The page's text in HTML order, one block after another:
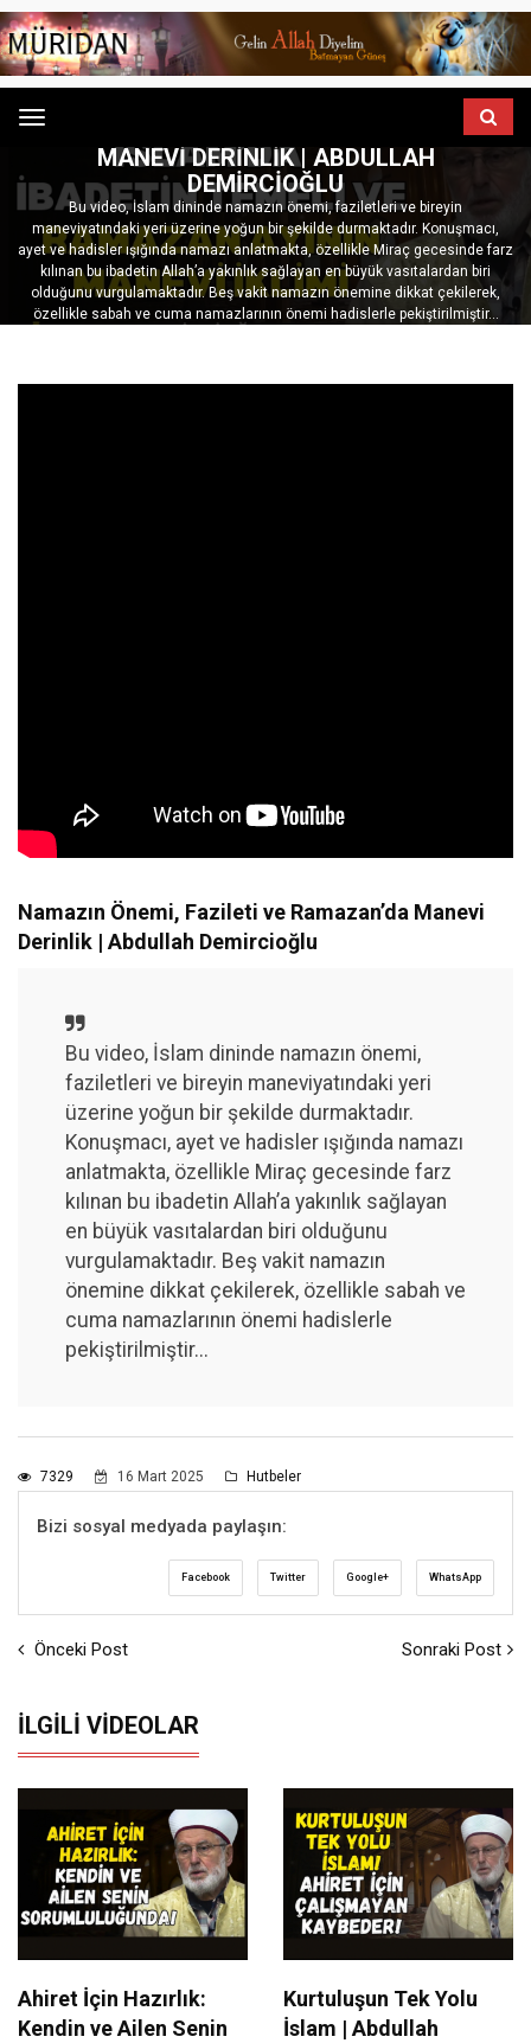
Menu
NAMAZIN ÖNEMI, FAZILETI VE RAMAZAN’DA
MANEVI DERINLIK | ABDULLAH
DEMIRCIOĞLU
Bu video, İslam dininde namazın önemi, faziletleri ve bireyin
maneviyatındaki yeri üzerine yoğun bir şekilde durmaktadır. Konuşmacı,
ayet ve hadisler ışığında namazı anlatmakta, özellikle Miraç gecesinde farz
kılınan bu ibadetin Allah’a yakınlık sağlayan en büyük vasıtalardan biri
olduğunu vurgulamaktadır. Beş vakit namazın önemine dikkat çekilerek,
özellikle sabah ve cuma namazlarının önemi hadislerle pekiştirilmiştir...
Namazın Önemi, Fazileti ve Ramazan’da Manevi
Derinlik | Abdullah Demircioğlu
Bu video, İslam dininde namazın önemi,
faziletleri ve bireyin maneviyatındaki yeri
üzerine yoğun bir şekilde durmaktadır.
Konuşmacı, ayet ve hadisler ışığında namazı
anlatmakta, özellikle Miraç gecesinde farz
kılınan bu ibadetin Allah’a yakınlık sağlayan
en büyük vasıtalardan biri olduğunu
vurgulamaktadır. Beş vakit namazın
önemine dikkat çekilerek, özellikle sabah ve
cuma namazlarının önemi hadislerle
pekiştirilmiştir...
7329 16 Mart 2025 Hutbeler
Bizi sosyal medyada paylaşın:
Facebook Twitter Google+ WhatsApp
Önceki Post Sonraki Post
İLGILI VIDEOLAR
Ahiret İçin Hazırlık:
Kendin ve Ailen Senin
Kurtuluşun Tek Yolu
İslam | Abdullah